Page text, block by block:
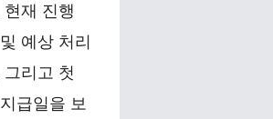
현재 진행
예상 처리
그리고 첫
급일을 보